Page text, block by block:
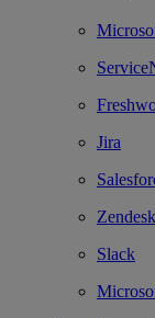
Jira
Zendesk
Slack